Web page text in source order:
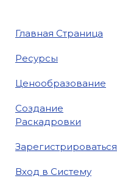
Главная Страница
Ресурсы
Ценообразование
Создание
Раскадровки
Зарегистрироваться
Вход в Систему